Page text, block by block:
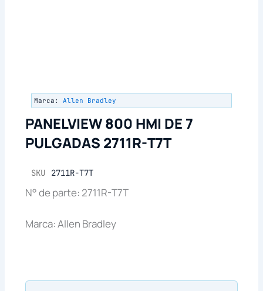
Marca: Allen Bradley
PANELVIEW 800 HMI DE 7
PULGADAS 2711R-T7T
SKU 2711R-T7T
N° de parte: 2711R-T7T
Marca: Allen Bradley